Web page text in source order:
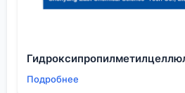
неидеальных, реальных
даже намеренно ввести
тестовый образец и
Подробнее